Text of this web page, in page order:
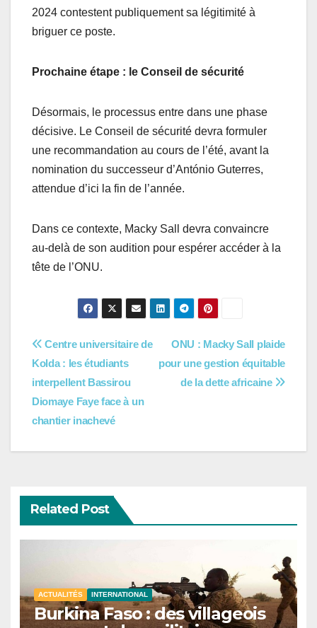
2024 contestent publiquement sa légitimité à
briguer ce poste.
Prochaine étape : le Conseil de sécurité
Désormais, le processus entre dans une phase
décisive. Le Conseil de sécurité devra formuler
une recommandation au cours de l’été, avant la
nomination du successeur d’António Guterres,
attendue d’ici la fin de l’année.
Dans ce contexte, Macky Sall devra convaincre
au-delà de son audition pour espérer accéder à la
tête de l’ONU.
Navigation
de
l’article
ONU : Macky Sall plaide
pour une gestion équitable
de la dette africaine
Centre universitaire de
Kolda : les étudiants
interpellent Bassirou
Diomaye Faye face à un
chantier inachevé
Related Post
ACTUALITÉS INTERNATIONAL
Burkina Faso : des villageois